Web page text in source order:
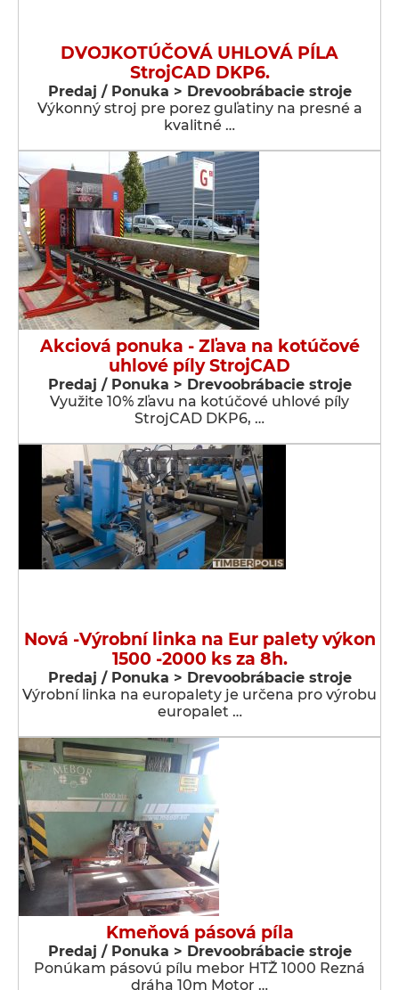
DVOJKOTÚČOVÁ UHLOVÁ PÍLA
StrojCAD DKP6.
Predaj / Ponuka > Drevoobrábacie stroje
Výkonný stroj pre porez guľatiny na presné a
kvalitné …
Akciová ponuka - Zľava na kotúčové
uhlové píly StrojCAD
Predaj / Ponuka > Drevoobrábacie stroje
Využite 10% zľavu na kotúčové uhlové píly
StrojCAD DKP6, …
Nová -Výrobní linka na Eur palety výkon
1500 -2000 ks za 8h.
Predaj / Ponuka > Drevoobrábacie stroje
Výrobní linka na europalety je určena pro výrobu
europalet …
Kmeňová pásová píla
Predaj / Ponuka > Drevoobrábacie stroje
Ponúkam pásovú pílu mebor HTŽ 1000 Rezná
dráha 10m Motor …